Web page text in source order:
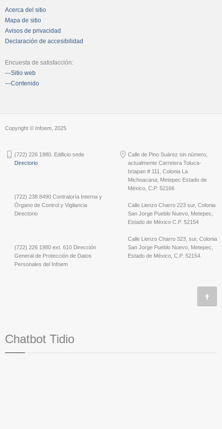
Acerca del sitio
Mapa de sitio
Avisos de privacidad
Declaración de accesibilidad
Encuesta de satisfacción:
---Sitio web
---Contenido
Copyright © Infoem, 2025
(722) 226 1980. Edificio sede
Directorio
(722) 238 8490 Contraloría Interna y
Órgano de Control y Vigilancia
Directorio
(722) 226 1980 ext. 610 Dirección
General de Protección de Datos
Personales del Infoem
Calle de Pino Suárez sin número,
actualmente Carretera Toluca-
Ixtapan # 111, Colonia La
Michoacana; Metepec Estado de
México, C.P. 52166
Calle Lienzo Charro 223 sur, Colonia
San Jorge Pueblo Nuevo, Metepec,
Estado de México C.P. 52154
Calle Lienzo Charro 323, sur, Colonia
San Jorge Pueblo Nuevo, Metepec,
Estado de México, C.P. 52154.
Chatbot Tidio